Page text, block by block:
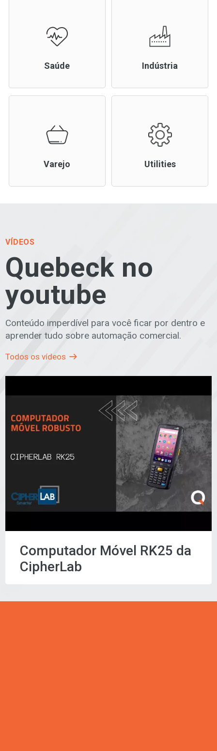
Saúde Indústria
Varejo Utilities
VÍDEOS
Quebeck no
youtube
Conteúdo imperdível para você ficar por dentro e
aprender tudo sobre automação comercial.
Todos os vídeos
Computador Móvel RK25 da
CipherLab